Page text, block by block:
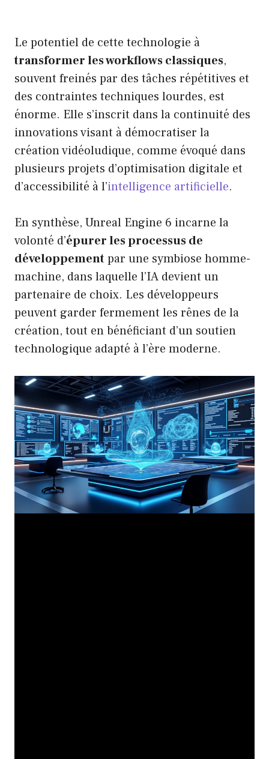
Le potentiel de cette technologie à
transformer les workflows classiques,
souvent freinés par des tâches répétitives et
des contraintes techniques lourdes, est
énorme. Elle s’inscrit dans la continuité des
innovations visant à démocratiser la
création vidéoludique, comme évoqué dans
plusieurs projets d’optimisation digitale et
d’accessibilité à l’intelligence artificielle.
En synthèse, Unreal Engine 6 incarne la
volonté d’épurer les processus de
développementpar une symbiose homme-
machine, dans laquelle l’IA devient un
partenaire de choix. Les développeurs
peuvent garder fermement les rênes de la
création, tout en bénéficiant d’un soutien
technologique adapté à l’ère moderne.